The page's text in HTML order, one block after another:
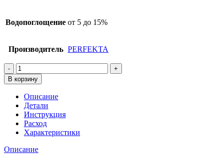
Водопоглощение от 5 до 15%
Производитель PERFEKTA
Количество
товара
Смесь
кладочная
цветная
PERFEKTA
Линкер
Стандарт,
Красный,
50кг
В корзину
Описание
Детали
Инструкция
Расход
Характеристики
Описание